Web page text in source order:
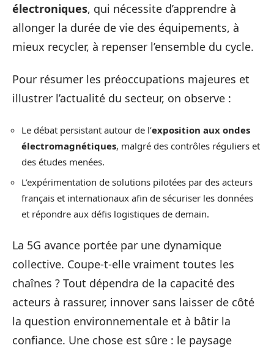
électroniques, qui nécessite d’apprendre à
allonger la durée de vie des équipements, à
mieux recycler, à repenser l’ensemble du cycle.
Pour résumer les préoccupations majeures et
illustrer l’actualité du secteur, on observe :
Le débat persistant autour de l’exposition aux ondes
électromagnétiques, malgré des contrôles réguliers et
des études menées.
L’expérimentation de solutions pilotées par des acteurs
français et internationaux afin de sécuriser les données
et répondre aux défis logistiques de demain.
La 5G avance portée par une dynamique
collective. Coupe-t-elle vraiment toutes les
chaînes ? Tout dépendra de la capacité des
acteurs à rassurer, innover sans laisser de côté
la question environnementale et à bâtir la
confiance. Une chose est sûre : le paysage